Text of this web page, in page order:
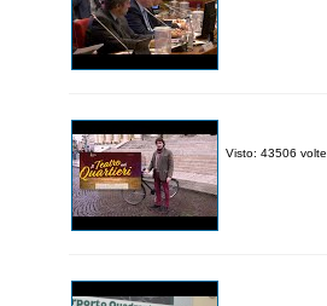
Visto: 43506 volte